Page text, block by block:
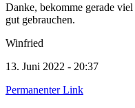
Danke, bekomme gerade
gut gebrauchen.
Winfried
13. Juni 2022 - 20:37
Permanenter Link